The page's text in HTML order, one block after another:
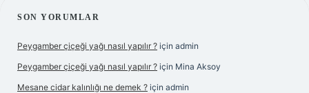
SIDEBAR
SON YORUMLAR
Peygamber çiçeği yağı nasıl yapılır ? için admin
Peygamber çiçeği yağı nasıl yapılır ? için Mina Aksoy
Mesane cidar kalınlığı ne demek ? için admin